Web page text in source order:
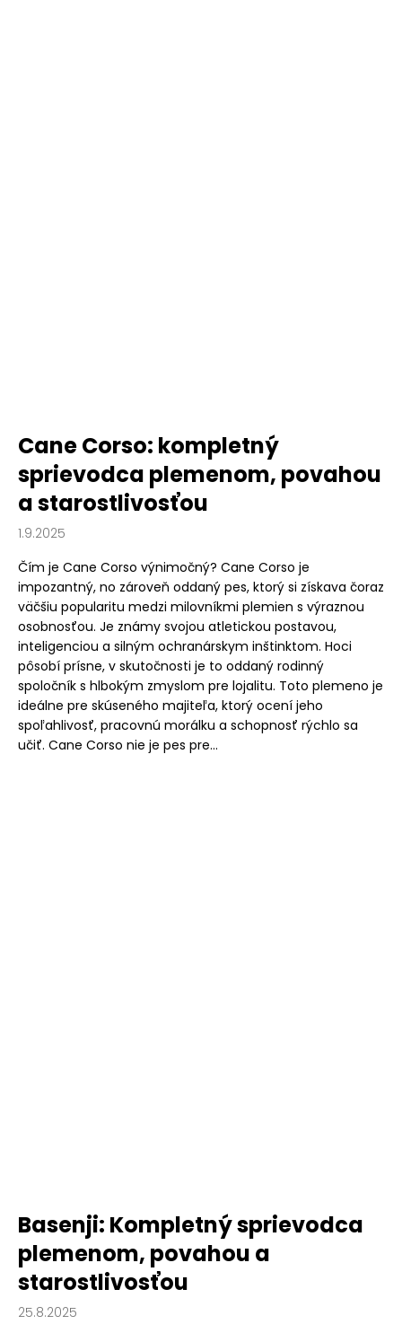
Cane Corso: kompletný
sprievodca plemenom, povahou
a starostlivosťou
1.9.2025
Čím je Cane Corso výnimočný? Cane Corso je
impozantný, no zároveň oddaný pes, ktorý si získava čoraz
väčšiu popularitu medzi milovníkmi plemien s výraznou
osobnosťou. Je známy svojou atletickou postavou,
inteligenciou a silným ochranárskym inštinktom. Hoci
pôsobí prísne, v skutočnosti je to oddaný rodinný
spoločník s hlbokým zmyslom pre lojalitu. Toto plemeno je
ideálne pre skúseného majiteľa, ktorý ocení jeho
spoľahlivosť, pracovnú morálku a schopnosť rýchlo sa
učiť. Cane Corso nie je pes pre...
Basenji: Kompletný sprievodca
plemenom, povahou a
starostlivosťou
25.8.2025